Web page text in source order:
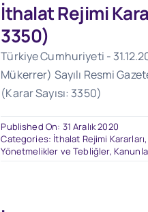
İthalat Rejimi
3350)
Türkiye Cumhuriyeti -
Mükerrer) Sayılı Resmi
(Karar Sayısı: 3350)
Published On: 31 Aralık 2020
Categories: İthalat Rejimi Kararları
Yönetmelikler ve Tebliğler,